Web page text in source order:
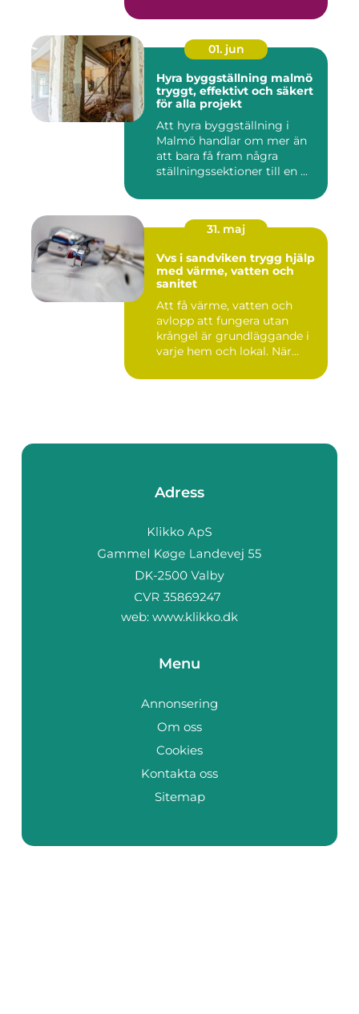
01. jun
Hyra byggställning malmö
tryggt, effektivt och säkert
för alla projekt
Att hyra byggställning i
Malmö handlar om mer än
att bara få fram några
ställningssektioner till en ...
31. maj
Vvs i sandviken trygg hjälp
med värme, vatten och
sanitet
Att få värme, vatten och
avlopp att fungera utan
krångel är grundläggande i
varje hem och lokal. När...
Adress
web: www.klikko.dk
Menu
Annonsering
Om oss
Cookies
Kontakta oss
Sitemap